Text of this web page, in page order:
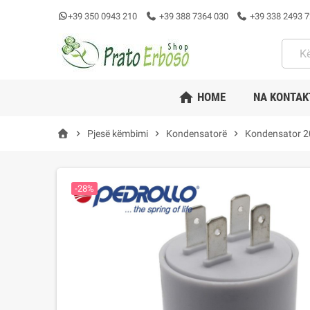
+39 350 0943 210 +39 388 7364 030 +39 338 2493
home HOME NA
chevron_right Pjesë këmbimi chevron_right Kondensatorë chevron_right Kondensator
-28%